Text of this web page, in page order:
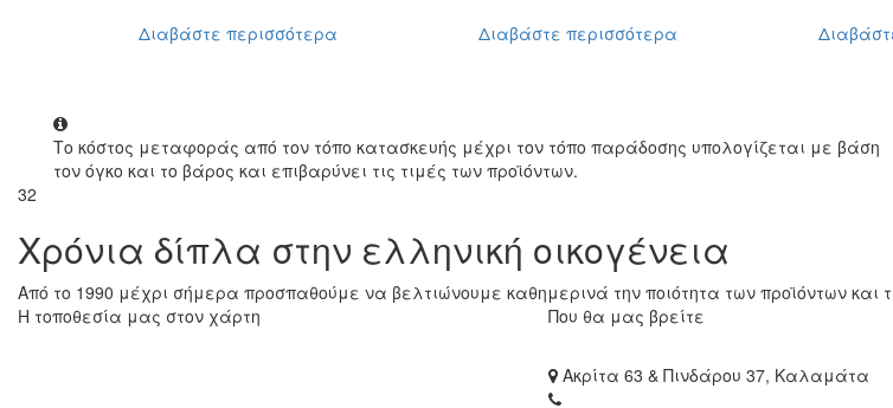
Διαβάστε περισσότερα
Διαβάστε περισσότερα
Το κόστος μεταφοράς από τον τόπο κατασκευής μέχρι τον τόπο παράδοσης υπολογίζεται με βάση
τον όγκο και το βάρος και επιβαρύνει τις τιμές των προϊόντων.
32
Χρόνια δίπλα στην ελληνική οικογένεια
Από το 1990 μέχρι σήμερα προσπαθούμε να βελτιώνουμε καθημερινά την ποιότητα των προϊόντων και
Η τοποθεσία μας στον χάρτη
Που θα μας βρείτε
Ακρίτα 63 & Πινδάρου 37, Καλαμάτα